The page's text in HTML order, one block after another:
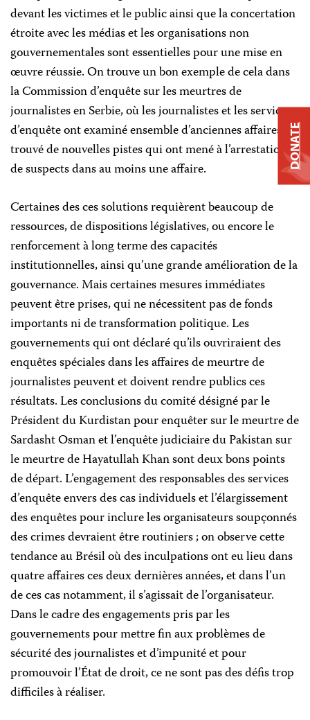
devant les victimes et le public ainsi que la concertation
étroite avec les médias et les organisations non
gouvernementales sont essentielles pour une mise en
œuvre réussie. On trouve un bon exemple de cela dans
la Commission d’enquête sur les meurtres de
journalistes en Serbie, où les journalistes et les services
d’enquête ont examiné ensemble d’anciennes affaires et
trouvé de nouvelles pistes qui ont mené à l’arrestation
de suspects dans au moins une affaire.
Certaines des ces solutions requièrent beaucoup de
ressources, de dispositions législatives, ou encore le
renforcement à long terme des capacités
institutionnelles, ainsi qu’une grande amélioration de la
gouvernance. Mais certaines mesures immédiates
peuvent être prises, qui ne nécessitent pas de fonds
importants ni de transformation politique. Les
gouvernements qui ont déclaré qu’ils ouvriraient des
enquêtes spéciales dans les affaires de meurtre de
journalistes peuvent et doivent rendre publics ces
résultats. Les conclusions du comité désigné par le
Président du Kurdistan pour enquêter sur le meurtre de
Sardasht Osman et l’enquête judiciaire du Pakistan sur
le meurtre de Hayatullah Khan sont deux bons points
de départ. L’engagement des responsables des services
d’enquête envers des cas individuels et l’élargissement
des enquêtes pour inclure les organisateurs soupçonnés
des crimes devraient être routiniers ; on observe cette
tendance au Brésil où des inculpations ont eu lieu dans
quatre affaires ces deux dernières années, et dans l’un
de ces cas notamment, il s’agissait de l’organisateur.
Dans le cadre des engagements pris par les
gouvernements pour mettre fin aux problèmes de
sécurité des journalistes et d’impunité et pour
promouvoir l’État de droit, ce ne sont pas des défis trop
difficiles à réaliser.
DONATE